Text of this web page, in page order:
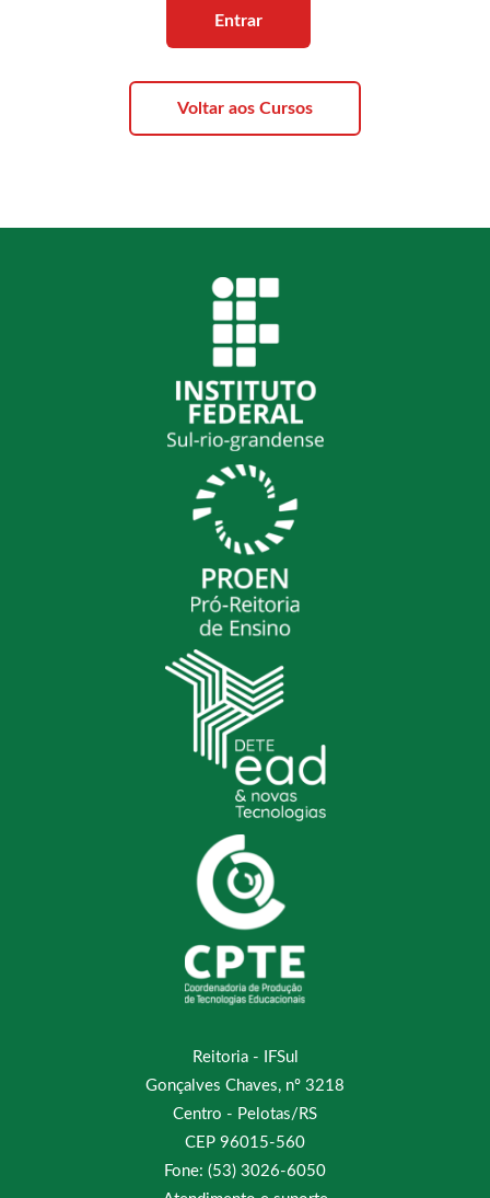
Entrar
Voltar aos Cursos
Reitoria - IFSul
Gonçalves Chaves, nº 3218
Centro - Pelotas/RS
CEP 96015-560
Fone: (53) 3026-6050